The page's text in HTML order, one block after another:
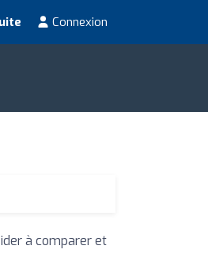
Connexion
à comparer et